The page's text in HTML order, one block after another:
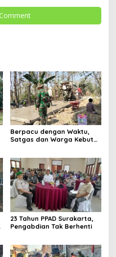
Berpacu dengan Waktu,
Satgas dan Warga Kebut
23 Tahun PPAD Surakarta,
Pengabdian Tak Berhenti